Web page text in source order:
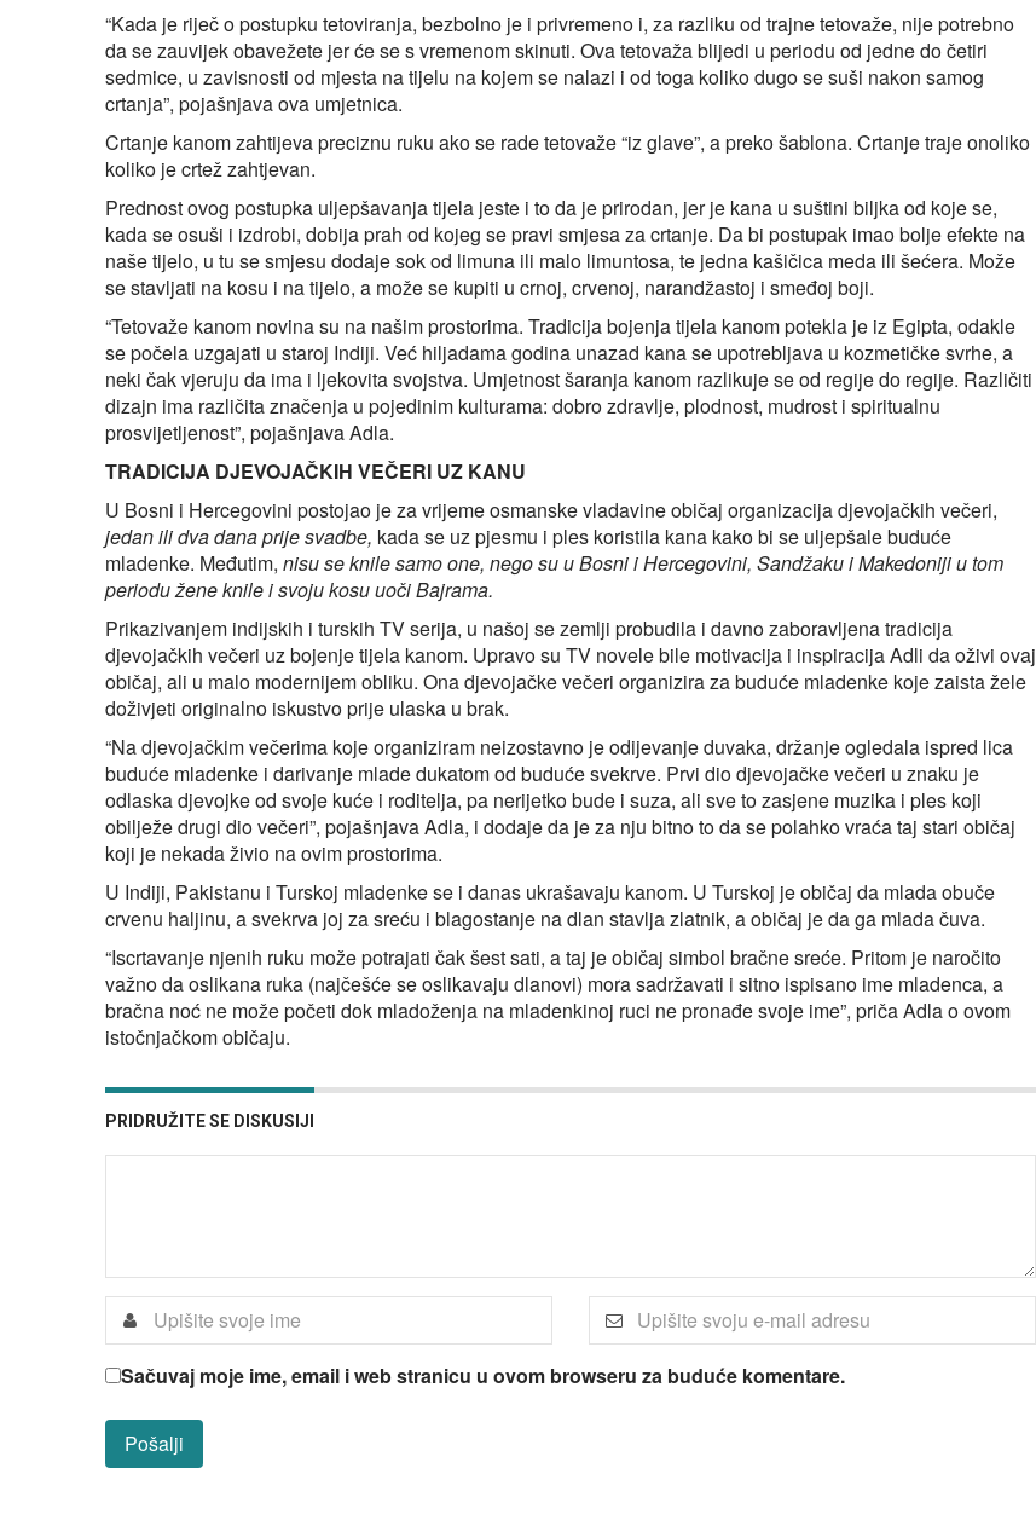
“Kada je riječ o postupku tetoviranja, bezbolno je i privremeno i, za razliku od trajne tetovaže, nije potrebno
da se zauvijek obavežete jer će se s vremenom skinuti. Ova tetovaža blijedi u periodu od jedne do četiri
sedmice, u zavisnosti od mjesta na tijelu na kojem se nalazi i od toga koliko dugo se suši nakon samog
crtanja”, pojašnjava ova umjetnica.
Crtanje kanom zahtijeva preciznu ruku ako se rade tetovaže “iz glave”, a preko šablona. Crtanje traje onoliko
koliko je crtež zahtjevan.
Prednost ovog postupka uljepšavanja tijela jeste i to da je prirodan, jer je kana u suštini biljka od koje se,
kada se osuši i izdrobi, dobija prah od kojeg se pravi smjesa za crtanje. Da bi postupak imao bolje efekte na
naše tijelo, u tu se smjesu dodaje sok od limuna ili malo limuntosa, te jedna kašičica meda ili šećera. Može
se stavljati na kosu i na tijelo, a može se kupiti u crnoj, crvenoj, narandžastoj i smeđoj boji.
“Tetovaže kanom novina su na našim prostorima. Tradicija bojenja tijela kanom potekla je iz Egipta, odakle
se počela uzgajati u staroj Indiji. Već hiljadama godina unazad kana se upotrebljava u kozmetičke svrhe, a
neki čak vjeruju da ima i ljekovita svojstva. Umjetnost šaranja kanom razlikuje se od regije do regije. Različiti
dizajn ima različita značenja u pojedinim kulturama: dobro zdravlje, plodnost, mudrost i spiritualnu
prosvijetljenost”, pojašnjava Adla.
TRADICIJA DJEVOJAČKIH VEČERI UZ KANU
U Bosni i Hercegovini postojao je za vrijeme osmanske vladavine običaj organizacija djevojačkih večeri,
jedan ili dva dana prije svadbe, kada se uz pjesmu i ples koristila kana kako bi se uljepšale buduće
mladenke. Međutim, nisu se knile samo one, nego su u Bosni i Hercegovini, Sandžaku i Makedoniji u tom
periodu žene knile i svoju kosu uoči Bajrama.
Prikazivanjem indijskih i turskih TV serija, u našoj se zemlji probudila i davno zaboravljena tradicija
djevojačkih večeri uz bojenje tijela kanom. Upravo su TV novele bile motivacija i inspiracija Adli da oživi ovaj
običaj, ali u malo modernijem obliku. Ona djevojačke večeri organizira za buduće mladenke koje zaista žele
doživjeti originalno iskustvo prije ulaska u brak.
“Na djevojačkim večerima koje organiziram neizostavno je odijevanje duvaka, držanje ogledala ispred lica
buduće mladenke i darivanje mlade dukatom od buduće svekrve. Prvi dio djevojačke večeri u znaku je
odlaska djevojke od svoje kuće i roditelja, pa nerijetko bude i suza, ali sve to zasjene muzika i ples koji
obilježe drugi dio večeri”, pojašnjava Adla, i dodaje da je za nju bitno to da se polahko vraća taj stari običaj
koji je nekada živio na ovim prostorima.
U Indiji, Pakistanu i Turskoj mladenke se i danas ukrašavaju kanom. U Turskoj je običaj da mlada obuče
crvenu haljinu, a svekrva joj za sreću i blagostanje na dlan stavlja zlatnik, a običaj je da ga mlada čuva.
“Iscrtavanje njenih ruku može potrajati čak šest sati, a taj je običaj simbol bračne sreće. Pritom je naročito
važno da oslikana ruka (najčešće se oslikavaju dlanovi) mora sadržavati i sitno ispisano ime mladenca, a
bračna noć ne može početi dok mladoženja na mladenkinoj ruci ne pronađe svoje ime”, priča Adla o ovom
istočnjačkom običaju.
PRIDRUŽITE SE DISKUSIJI
Sačuvaj moje ime, email i web stranicu u ovom browseru za buduće komentare.